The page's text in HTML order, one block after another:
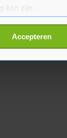
kan zijn
detailgedeelte
cookiepagina
Accepteren